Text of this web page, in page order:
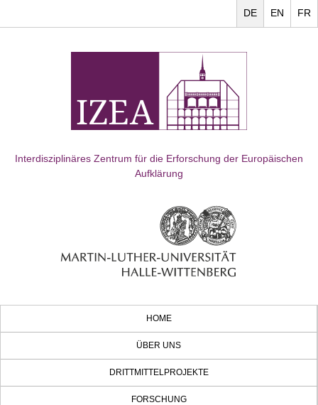
FR
EN
DE
Interdisziplinäres Zentrum für die Erforschung der Europäischen
Aufklärung
HOME
ÜBER UNS
DRITTMITTELPROJEKTE
FORSCHUNG